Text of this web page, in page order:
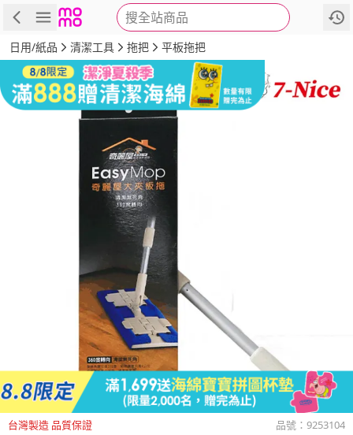
搜全站商品
商品 評價 詳情
日用/紙品 清潔工具 拖把 平板拖把
台灣製造 品質保證 品號： 9253104